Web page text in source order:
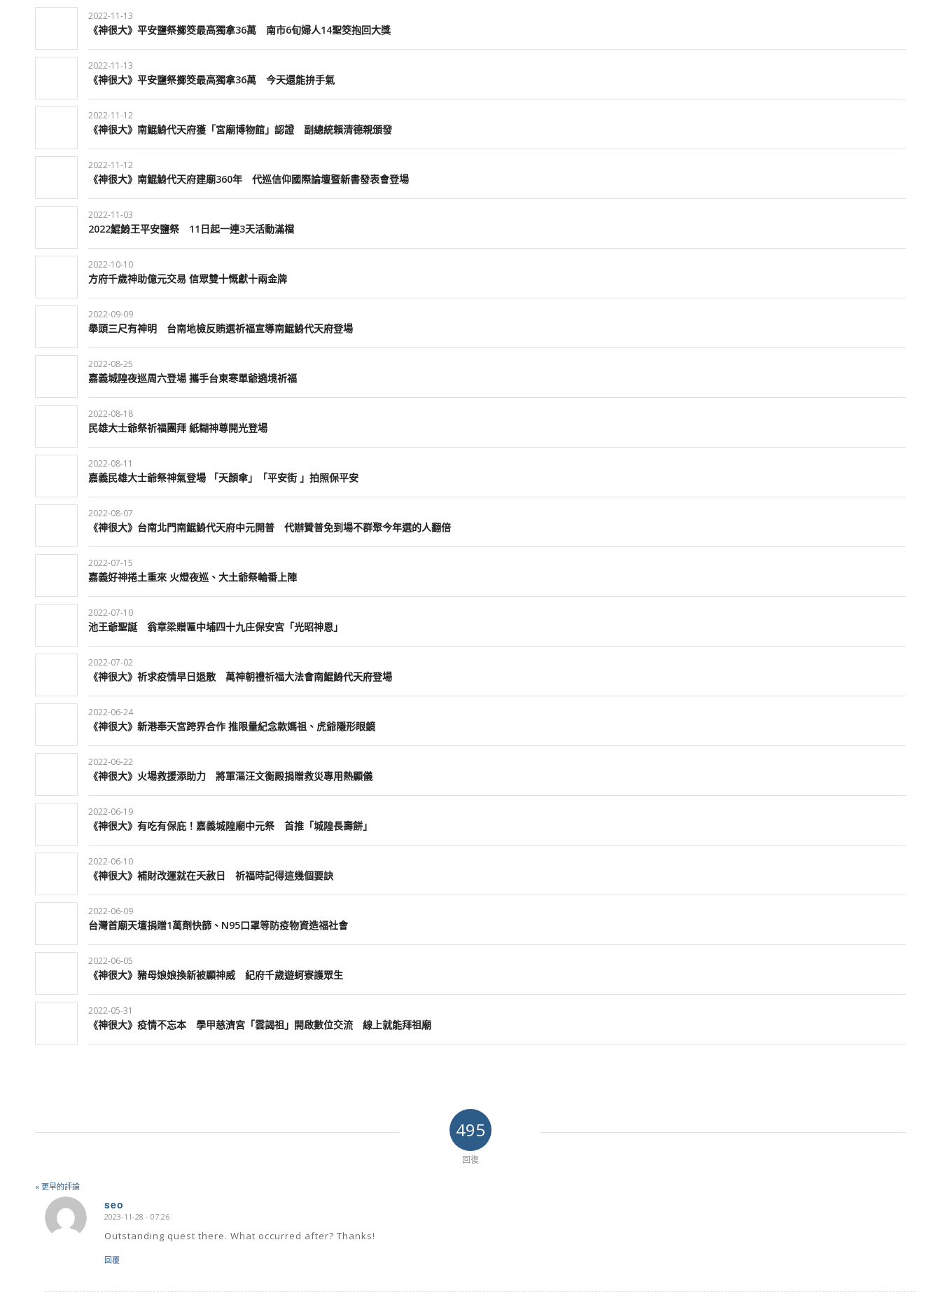
2022-11-13
《神很大》平安鹽祭擲筊最高獨拿36萬 南市6旬婦人14聖筊抱回大獎
2022-11-13
《神很大》平安鹽祭擲筊最高獨拿36萬 今天還能拚手氣
2022-11-12
《神很大》南鯤鯓代天府獲「宮廟博物館」認證 副總統賴清德親頒發
2022-11-12
《神很大》南鯤鯓代天府建廟360年 代巡信仰國際論壇暨新書發表會登場
2022-11-03
2022鯤鯓王平安鹽祭 11日起一連3天活動滿檔
2022-10-10
方府千歲神助億元交易 信眾雙十慨獻十兩金牌
2022-09-09
舉頭三尺有神明 台南地檢反賄選祈福宣導南鯤鯓代天府登場
2022-08-25
嘉義城隍夜巡周六登場 攜手台東寒單爺遶境祈福
2022-08-18
民雄大士爺祭祈福團拜 紙糊神尊開光登場
2022-08-11
嘉義民雄大士爺祭神氣登場 「天顏傘」「平安街 」拍照保平安
2022-08-07
《神很大》台南北門南鯤鯓代天府中元開普 代辦贊普免到場不群聚今年選的人翻倍
2022-07-15
嘉義好神捲土重來 火燈夜巡、大土爺祭輪番上陣
2022-07-10
池王爺聖誕 翁章梁贈匾中埔四十九庄保安宮「光昭神恩」
2022-07-02
《神很大》祈求疫情早日退散 萬神朝禮祈福大法會南鯤鯓代天府登場
2022-06-24
《神很大》新港奉天宮跨界合作 推限量紀念款媽祖、虎爺隱形眼鏡
2022-06-22
《神很大》火場救援添助力 將軍漚汪文衡殿捐贈救災專用熱顯儀
2022-06-19
《神很大》有吃有保庇！嘉義城隍廟中元祭 首推「城隍長壽餅」
2022-06-10
《神很大》補財改運就在天赦日 祈福時記得這幾個要訣
2022-06-09
台灣首廟天壇捐贈1萬劑快篩、N95口罩等防疫物資造福社會
2022-06-05
《神很大》豬母娘娘換新被顯神威 紀府千歲遊蚵寮護眾生
2022-05-31
《神很大》疫情不忘本 學甲慈濟宮「雲謁祖」開啟數位交流 線上就能拜祖廟
495
回復
« 更早的評論
seo
says:
2023-11-28 - 07:26
Outstanding quest there. What occurred after? Thanks!
回覆